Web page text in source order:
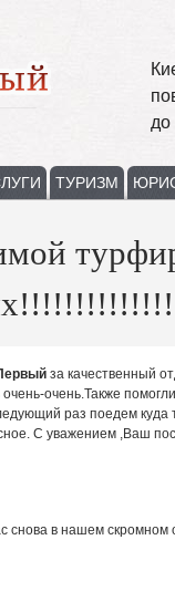
до
ТУРИЗМ
за качественный
очень.Также
раз поедем куда
С уважением ,Ваш
в нашем скромном